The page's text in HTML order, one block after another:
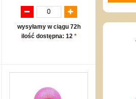
wysyłamy w ciągu 72h
ilość dostępna: 12 *